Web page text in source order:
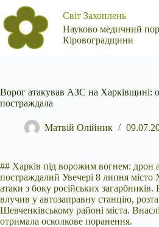
Перейти
до
вмісту
Світ Захоплень
Науково медичний
Кіровоградщини
Ворог атакував АЗС на Харківщині:
постраждала
Матвій Олійник
## Харків під ворожим вогнем: дрон
постраждалий Увечері 8 липня місто
атаки з боку російських
влучив у автозаправну станцію,
Шевченківському районі міста.
отримала осколкове поранення.